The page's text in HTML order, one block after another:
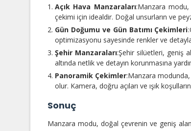
Açık Hava Manzaraları:Manzara modu,
çekimi için idealdir. Doğal unsurların ve
Gün Doğumu ve Gün Batımı Çekimleri
optimizasyonu sayesinde renkler ve
Şehir Manzaraları:Şehir silüetleri, geniş
altında netlik ve detayın korunmasına
Panoramik Çekimler:Manzara
olur. Kamera, doğru açıları ve ışık
Sonuç
Manzara modu, doğal çevrenin ve geniş